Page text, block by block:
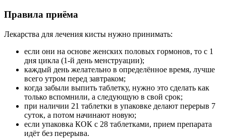
Правила приёма
Лекарства для лечения кисты нужно принимать:
если они на основе женских половых гормонов, то с 1
дня цикла (1-й день менструации);
каждый день желательно в определённое время, лучше
всего утром перед завтраком;
когда забыли выпить таблетку, нужно это сделать как
только вспомнили, а следующую в свой срок;
при наличии 21 таблетки в упаковке делают перерыв 7
суток, а потом начинают новую;
если упаковка КОК с 28 таблетками, прием препарата
идёт без перерыва.